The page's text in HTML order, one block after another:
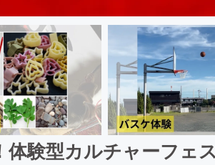
験型カルチャーフェ